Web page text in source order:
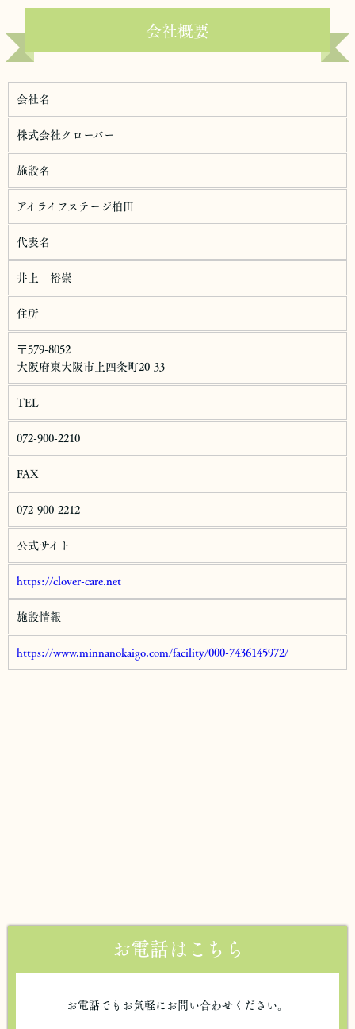
重な管理を行ないます。
お客さまからお預かりした個人情報は、当社からのご連絡や業務
個人情報の第三者への開示・提供の禁止
当社は、お客さまよりお預かりした個人情報を適切に管理し、次
しません。
・お客さまの同意がある場合・お客さまが希望されるサービスを
行なうために当社が業務を委託する業者に対して開示する場合・
法令に基づき開示することが必要である場合個人情報の安全対策
当社は、個人情報の正確性及び安全性確保のために、セキュリテ
ィに万全の対策を講じています。
れる場合には、ご本人であることを確認の上、対応させていただ
法令、規範の遵守と見直し
当社は、保有する個人情報に関して適用される日本の法令、その
他規範を遵守するとともに、本ポリシーの内容を適宜見直し、そ
会社概要
会社名
株式会社クローバー
施設名
アイライフステージ柏田
代表名
井上 裕崇
住所
〒579-8052
大阪府東大阪市上四条町20-33
TEL
072-900-2210
FAX
072-900-2212
公式サイト
https://clover-care.net
施設情報
https://www.minnanokaigo.com/facility/000-7436145972/
お電話はこちら
お電話でもお気軽にお問い合わせください。